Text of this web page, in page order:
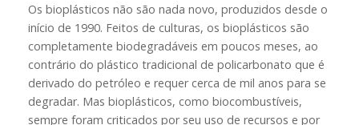
Os bioplásticos não são nada novo, produzidos desde o
início de 1990. Feitos de culturas, os bioplásticos são
completamente biodegradáveis em poucos meses, ao
contrário do plástico tradicional de policarbonato que é
derivado do petróleo e requer cerca de mil anos para se
degradar. Mas bioplásticos, como biocombustíveis,
sempre foram criticados por seu uso de recursos e por